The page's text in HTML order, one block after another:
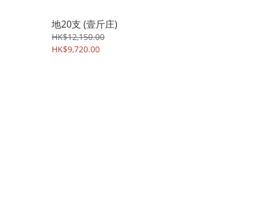
地20支 (壹斤庄)
HK$12,150.00
HK$9,720.00